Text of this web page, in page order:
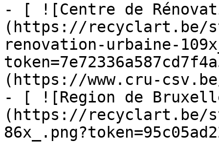
- [ ![Centre de
(https://recyclart.be/
renovation-urbaine-
(https://www.cru-
- [ ![Region de
(https://recyclart.be/